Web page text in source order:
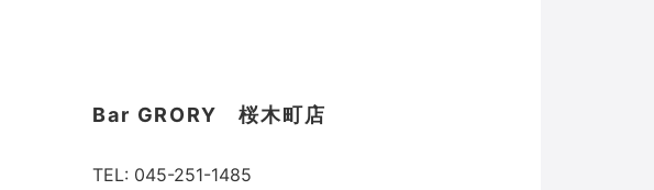
Bar GRORY 桜木町店
TEL: 045-251-1485